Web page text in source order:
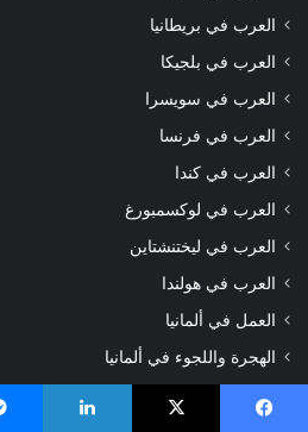
العرب في بريطانيا
العرب في بلجيكا
العرب في سويسرا
العرب في فرنسا
العرب في كندا
العرب في لوكسمبورغ
العرب في ليختنشتاين
العرب في هولندا
العمل في ألمانيا
الهجرة واللجوء في ألمانيا
تعلم اللغة الألمانية